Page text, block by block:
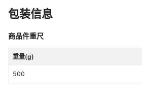
包装信息
商品件重尺
重量(g)
500